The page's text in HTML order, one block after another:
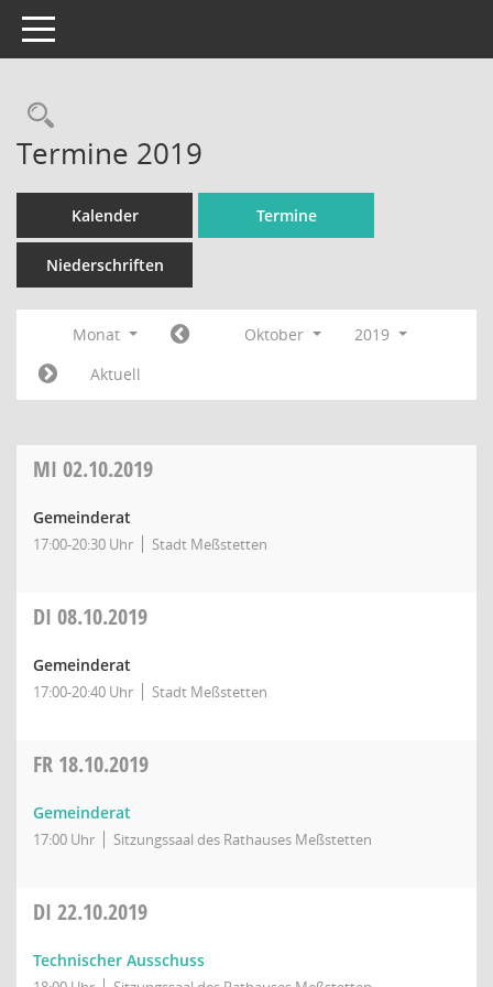
Toggle navigation
Rechercheauswahl
Termine 2019
Kalender Termine
Niederschriften
Monat Oktober
2019
Aktuell
MI 02.10.2019
Gemeinderat
17:00-20:30 Uhr Stadt Meßstetten
DI 08.10.2019
Gemeinderat
17:00-20:40 Uhr Stadt Meßstetten
FR 18.10.2019
Gemeinderat
17:00 Uhr Sitzungssaal des Rathauses Meßstetten
DI 22.10.2019
Technischer Ausschuss